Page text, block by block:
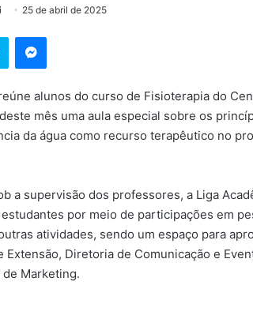
Mande
mail
25 de abril de 2025
Skype Messenger
alunos do curso de Fisioterapia do
mês uma aula especial sobre os
da água como recurso terapêutico no
a supervisão dos professores, a Liga
por meio de participações em
atividades, sendo um espaço para
Extensão, Diretoria de Comunicação e
Marketing.